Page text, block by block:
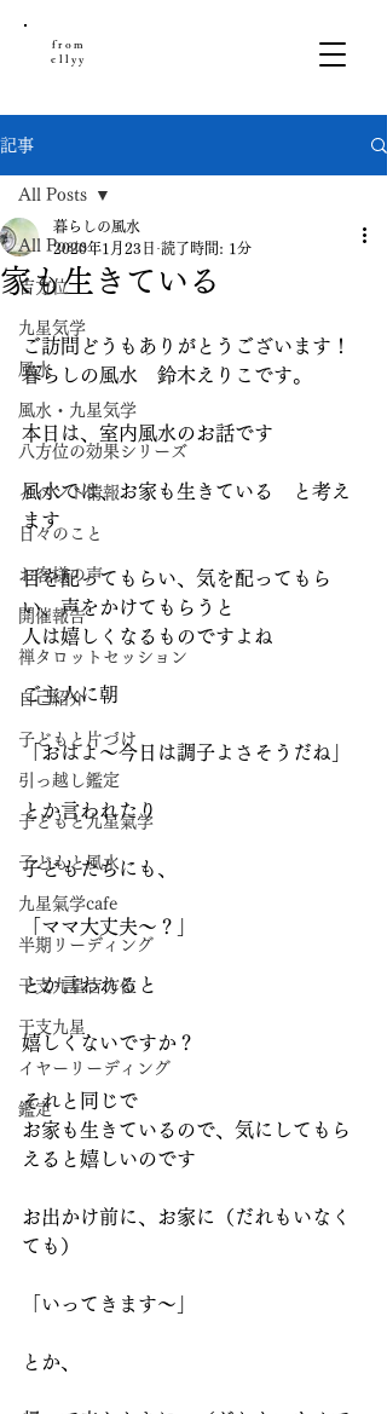
from
ellyy
記事
All Posts
吉方位
九星気学
風水
風水・九星気学
八方位の効果シリーズ
イベント情報
日々のこと
お客様の声
開催報告
禅タロットセッション
自己紹介
子どもと片づけ
引っ越し鑑定
子どもと九星氣学
子どもと風水
九星氣学cafe
半期リーディング
干支九星吉方位
干支九星
イヤーリーディング
鑑定
All Posts
家も生きている
暮らしの風水
2020年1月23日 読了時間: 1分
ご訪問どうもありがとうございます！
暮らしの風水　鈴木えりこです。
本日は、室内風水のお話です
風水では、お家も生きている　と考え
ます
目を配ってもらい、気を配ってもら
い、声をかけてもらうと
人は嬉しくなるものですよね
ご主人に朝
「おはよ～今日は調子よさそうだね」
とか言われたり
子どもたちにも、
「ママ大丈夫～？」
とか言われると
嬉しくないですか？
それと同じで
お家も生きているので、気にしてもら
えると嬉しいのです
お出かけ前に、お家に（だれもいなく
ても）
「いってきます～」
とか、